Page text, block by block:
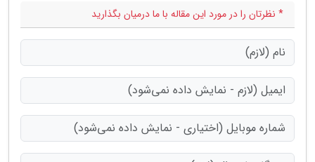
* نظرتان را در مورد این مقاله با ما درمیان بگذارید